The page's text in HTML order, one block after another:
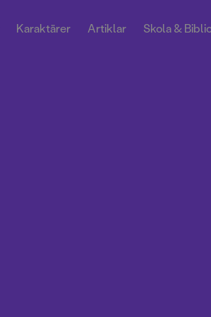
Karaktärer Artiklar Skola &